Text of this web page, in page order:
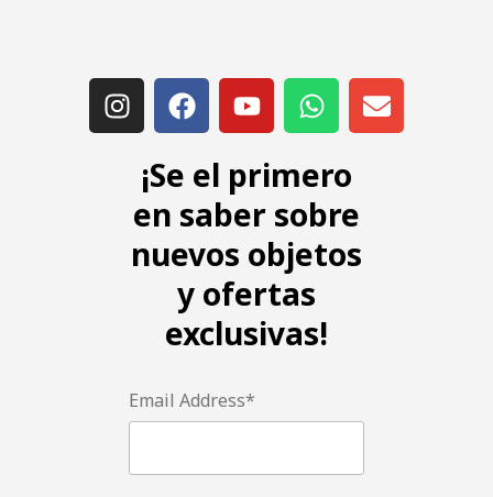
¡Se el primero
en saber sobre
nuevos objetos
y ofertas
exclusivas!
Email Address*